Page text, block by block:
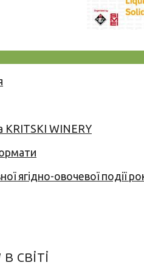
KRITSKI WINERY
ягідно-овочевої події
світі